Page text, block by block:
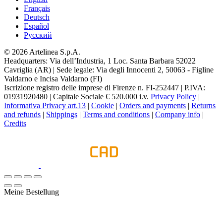
Français
Deutsch
Español
Pусский
© 2026 Artelinea S.p.A.
Headquarters: Via dell’Industria, 1 Loc. Santa Barbara 52022
Cavriglia (AR) | Sede legale: Via degli Innocenti 2, 50063 - Figline
Valdarno e Incisa Valdarno (FI)
Iscrizione registro delle imprese di Firenze n. FI-252447 | P.IVA:
01931920480 | Capitale Sociale € 520.000 i.v. Privacy Policy |
Informativa Privacy art.13 | Cookie | Orders and payments | Returns
and refunds | Shippings | Terms and conditions | Company info |
Credits
Meine Bestellung